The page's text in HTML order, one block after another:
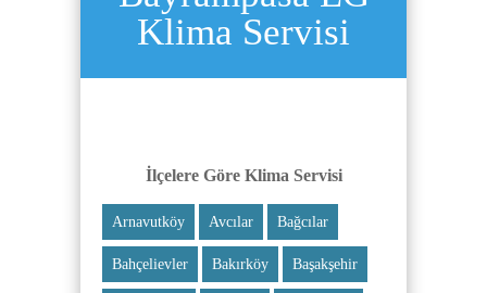
Klima Servisi
İlçelere Göre Klima Servisi
Arnavutköy Avcılar Bağcılar
Bahçelievler Bakırköy Başakşehir